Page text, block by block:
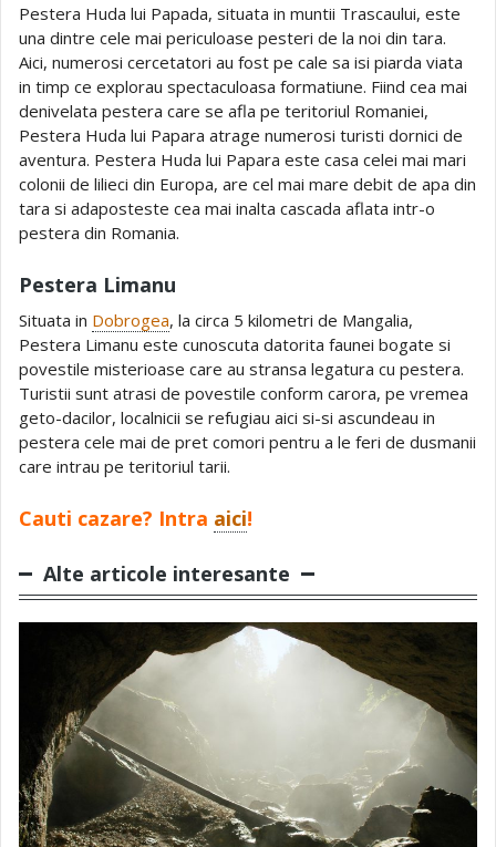
Pestera Huda lui Papada, situata in muntii Trascaului, este
una dintre cele mai periculoase pesteri de la noi din tara.
Aici, numerosi cercetatori au fost pe cale sa isi piarda viata
in timp ce explorau spectaculoasa formatiune. Fiind cea mai
denivelata pestera care se afla pe teritoriul Romaniei,
Pestera Huda lui Papara atrage numerosi turisti dornici de
aventura. Pestera Huda lui Papara este casa celei mai mari
colonii de lilieci din Europa, are cel mai mare debit de apa din
tara si adaposteste cea mai inalta cascada aflata intr-o
pestera din Romania.
Pestera Limanu
Situata in Dobrogea, la circa 5 kilometri de Mangalia,
Pestera Limanu este cunoscuta datorita faunei bogate si
povestile misterioase care au stransa legatura cu pestera.
Turistii sunt atrasi de povestile conform carora, pe vremea
geto-dacilor, localnicii se refugiau aici si-si ascundeau in
pestera cele mai de pret comori pentru a le feri de dusmanii
care intrau pe teritoriul tarii.
Cauti cazare? Intra aici!
Alte articole interesante